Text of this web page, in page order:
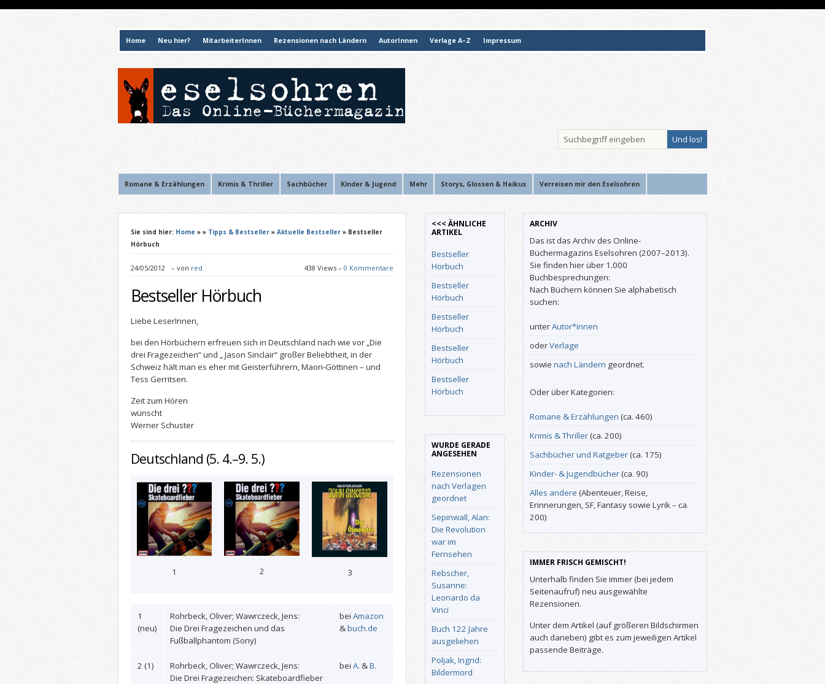
Home Neu hier? MitarbeiterInnen Rezensionen nach Ländern AutorInnen Verlage A–Z Impressum
Romane & Erzählungen Krimis & Thriller Sachbücher Kinder & Jugend Mehr Storys, Glossen & Haikus Verreisen mir den Eselsohren
Sie sind hier: Home » » Tipps & Bestseller » Aktuelle Bestseller » Bestseller
Hörbuch
24/05/2012 – von red 438 Views – 0 Kommentare
Bestseller Hörbuch
Liebe LeserInnen,
bei den Hörbüchern erfreuen sich in Deutschland nach wie vor „Die
drei Fragezeichen“ und „ Jason Sinclair“ großer Beliebtheit, in der
Schweiz hält man es eher mit Geisterführern, Maori-Göttinen – und
Tess Gerritsen.
Zeit zum Hören
wünscht
Werner Schuster
Deutschland (5. 4.–9. 5.)
1 2 3
1
(neu)
Rohrbeck, Oliver; Wawrczeck, Jens:
Die Drei Fragezeichen und das
Fußballphantom (Sony)
bei Amazon
&buch.de
2 (1)
Rohrbeck, Oliver; Wawrczeck, Jens:
Die Drei Fragezeichen: Skateboardfieber
bei A. &B.
<<< ÄHNLICHE
ARTIKEL
Bestseller
Hörbuch
Bestseller
Hörbuch
Bestseller
Hörbuch
Bestseller
Hörbuch
Bestseller
Hörbuch
WURDE GERADE
ANGESEHEN
Rezensionen
nach Verlagen
geordnet
Sepinwall, Alan:
Die Revolution
war im
Fernsehen
Rebscher,
Susanne:
Leonardo da
Vinci
Buch 122 Jahre
ausgeliehen
Poljak, Ingrid:
Bildermord
ARCHIV
Das ist das Archiv des Online-
Büchermagazins Eselsohren (2007–2013).
Sie finden hier über 1.000
Buchbesprechungen:
Nach Büchern können Sie alphabetisch
suchen:
unterAutor*innen
oderVerlage
sowie nach Ländern geordnet.
Oder über Kategorien:
Romane & Erzählungen (ca. 460)
Krimis & Thriller(ca. 200)
Sachbücher und Ratgeber(ca. 175)
Kinder- & Jugendbücher(ca. 90)
Alles andere (Abenteuer, Reise,
Erinnerungen, SF, Fantasy sowie Lyrik – ca.
200)
IMMER FRISCH GEMISCHT!
Unterhalb finden Sie immer (bei jedem
Seitenaufruf) neu ausgewählte
Rezensionen.
Unter dem Artikel (auf größeren Bildschirmen
auch daneben) gibt es zum jeweiligen Artikel
passende Beiträge.